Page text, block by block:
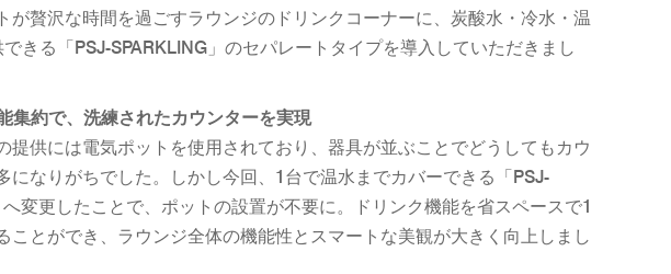
が贅沢な時間を過ごすラウンジのドリンクコーナーに、炭酸水・冷水・温
きる「PSJ-SPARKLING」のセパレートタイプを導入していただきまし
集約で、洗練されたカウンターを実現
提供には電気ポットを使用されており、器具が並ぶことでどうしてもカウ
になりがちでした。しかし今回、1台で温水までカバーできる「PSJ-
へ変更したことで、ポットの設置が不要に。ドリンク機能を省スペースで1
ことができ、ラウンジ全体の機能性とスマートな美観が大きく向上しまし